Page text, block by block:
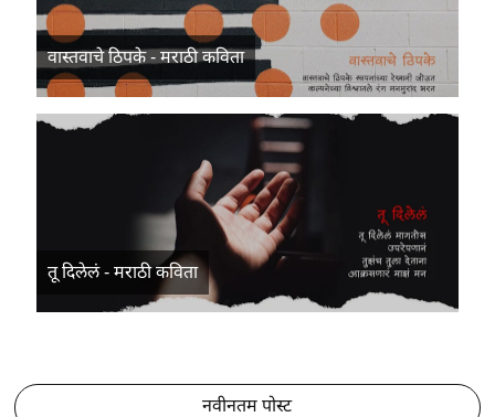
वास्तवाचे ठिपके - मराठी कविता
तू दिलेलं - मराठी कविता
नवीनतम पोस्ट